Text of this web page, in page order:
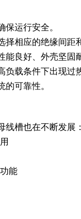
运行安全。
相应的绝缘间距
良好、外壳坚固
载条件下出现过
可靠性。
线槽也在不断发展：
能